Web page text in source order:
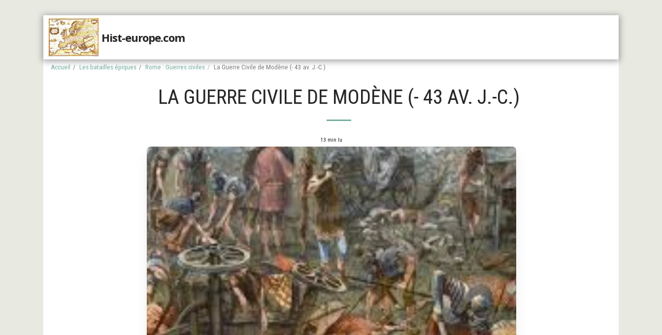
Hist-europe.com
Accueil Les batailles épiques Rome : Guerres civiles La Guerre Civile de Modène (- 43 av. J.-C.)
LA GUERRE CIVILE DE MODÈNE (- 43 AV. J.-C.)
13 min lu